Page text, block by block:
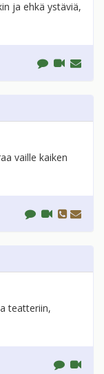
ja ehkä ystäviä,
vaille kaiken
teatteriin,